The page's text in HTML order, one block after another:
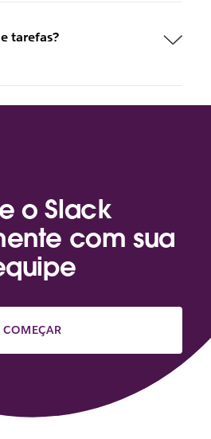
tarefas?
o Slack
com sua
COMEÇAR